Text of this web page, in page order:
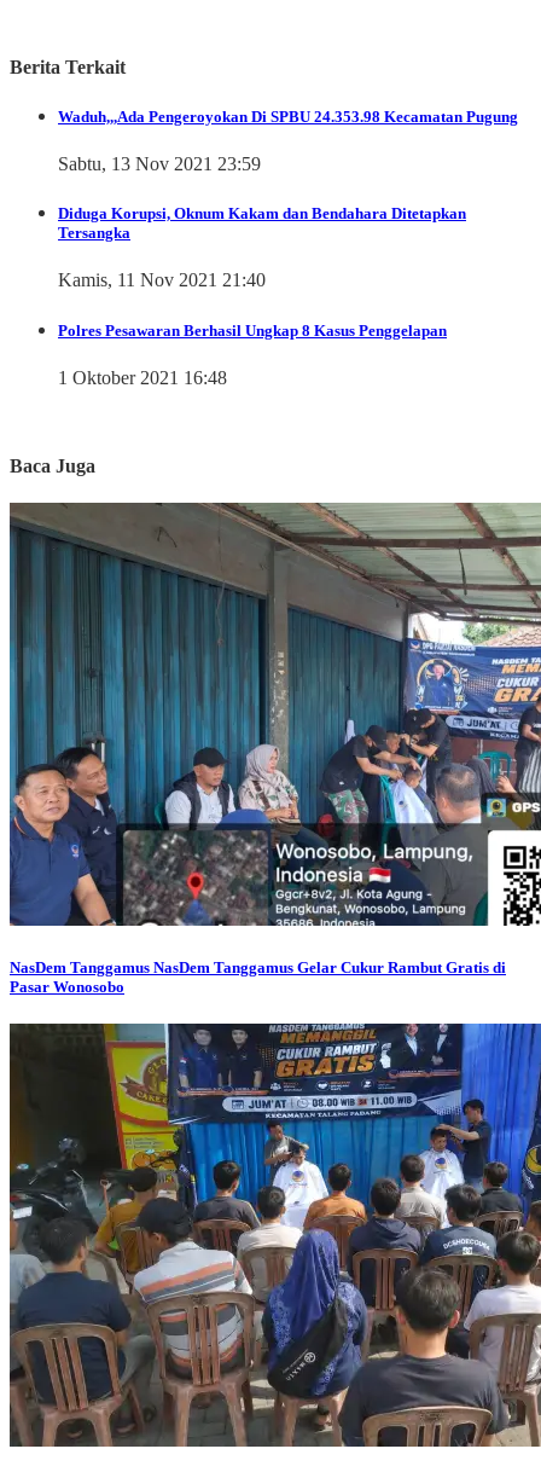
Berita Terkait
Waduh,,,Ada Pengeroyokan Di SPBU 24.353.98 Kecamatan Pugung
Sabtu, 13 Nov 2021 23:59
Diduga Korupsi, Oknum Kakam dan Bendahara Ditetapkan
Tersangka
Kamis, 11 Nov 2021 21:40
Polres Pesawaran Berhasil Ungkap 8 Kasus Penggelapan
1 Oktober 2021 16:48
Baca Juga
NasDem Tanggamus NasDem Tanggamus Gelar Cukur Rambut Gratis di
Pasar Wonosobo